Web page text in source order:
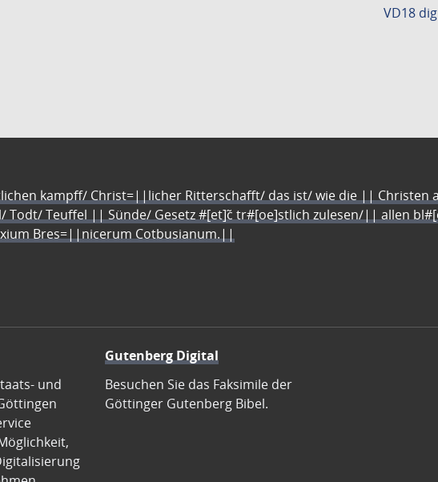
VD18
kampff/ Christ=||licher Ritterschafft/ das ist/ wie die || Christen
Teuffel || Sünde/ Gesetz #[et]c̃ tr#[oe]stlich zulesen/|| allen
Bres=||nicerum Cotbusianum.||
und
Gutenberg Digital
Besuchen Sie das Faksimile der
Göttinger Gutenberg Bibel.